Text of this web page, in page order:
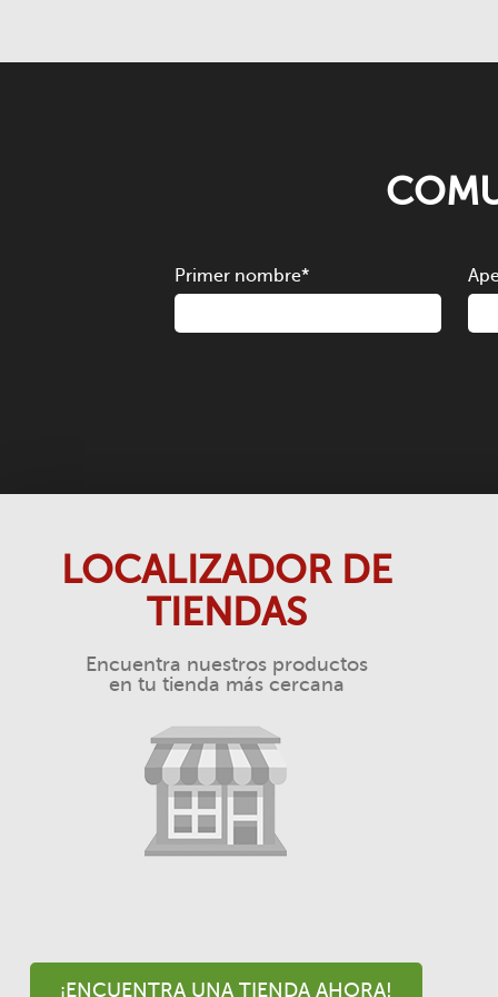
Primer nombre*
LOCALIZADOR DE
TIENDAS
Encuentra nuestros productos
en tu tienda más cercana
¡ENCUENTRA UNA TIENDA AHORA!